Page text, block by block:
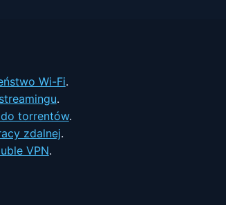
Wi-Fi.
.
torrentów.
zdalnej.
VPN.